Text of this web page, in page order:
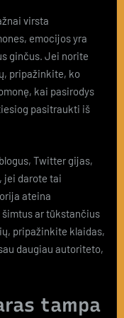
virsta
emocijos yra
ginčus. Jei norite
pripažinkite, ko
kai pasirodys
pasitraukti iš
Twitter gijas,
jei darote tai
ateina
ar tūkstančius
pripažinkite klaidas,
daugiau autoriteto,
tampa